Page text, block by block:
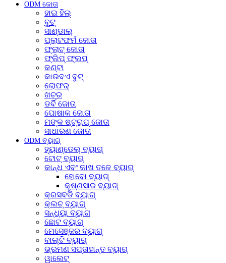
ODM ଜୋତା
ହାଇ ହିଲ୍
ବୁଟ୍
ସାଣ୍ଡାଲ୍
ପ୍ଲାଟଫର୍ମ ଜୋତା
ଫ୍ଲାଟ୍ ଜୋତା
ଫ୍ଲିପ୍ ଫ୍ଲପ୍
କଣ୍ଟା
କାଉବଏ ବୁଟ୍
ଲୋଫର୍
ଖଚର
ଡର୍ବି ଜୋତା
ପୋଷାକ ଜୋତା
ମଙ୍କ ଷ୍ଟ୍ରାପ୍ ଜୋତା
ସାଧାରଣ ଜୋତା
ODM ବ୍ୟାଗ୍
ହ୍ୟାଣ୍ଡେଲ୍ ବ୍ୟାଗ୍
ଟୋଟ୍ ବ୍ୟାଗ୍
କାନ୍ଧ ଏବଂ କାଖ ତଳେ ବ୍ୟାଗ୍
ହୋବୋ ବ୍ୟାଗ୍
କୃଷ୍ଣସାର ବ୍ୟାଗ୍
କ୍ରସବଡି ବ୍ୟାଗ୍
କ୍ଲଚ୍ ବ୍ୟାଗ୍
ସନ୍ଧ୍ୟା ବ୍ୟାଗ
ଛୋଟ ବ୍ୟାଗ୍
ମେସେଞ୍ଜର ବ୍ୟାଗ୍
ବାଲ୍ଟି ବ୍ୟାଗ୍
ଭ୍ରମଣ ସପ୍ତାହାନ୍ତ ବ୍ୟାଗ୍
ୱାଲେଟ୍